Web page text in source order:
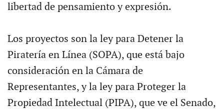
libertad de pensamiento y expresión.
Los proyectos son la ley para Detener la
Piratería en Línea (SOPA), que está bajo
consideración en la Cámara de
Representantes, y la ley para Proteger la
Propiedad Intelectual (PIPA), que ve el Senado,